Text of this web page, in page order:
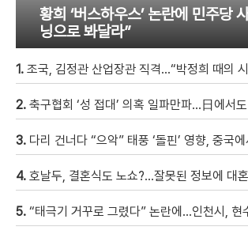
황희 ‘버스하우스’ 논란에 민주당
닝으로 봐달라”
1. 조국, 김정관 산업장관 직격…“박정희 때의
2. 축구협회 ‘성 접대’ 의혹 일파만파…日에서도 “당시
3. 다리 건너다 “으악” 태풍 ‘돌핀’ 영향, 중국에서도…높은 파도에 휩쓸
4. 호날두, 결혼식도 노쇼?…잘못된 정보에 대
5. “태극기 거꾸로 그렸다” 논란에…인천시, 현